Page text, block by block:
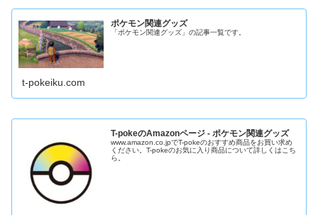
ポケモン関連グッズ
「ポケモン関連グッズ」の記事一覧です。
t-pokeiku.com
T-pokeのAmazonページ - ポケモン関連グッズ
www.amazon.co.jpでT-pokeのおすすめ商品をお買い求め
ください。T-pokeのお気に入り商品について詳しくはこち
ら。